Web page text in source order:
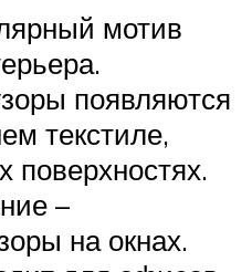
мотив
появляются
текстиле,
поверхностях.
–
на окнах.